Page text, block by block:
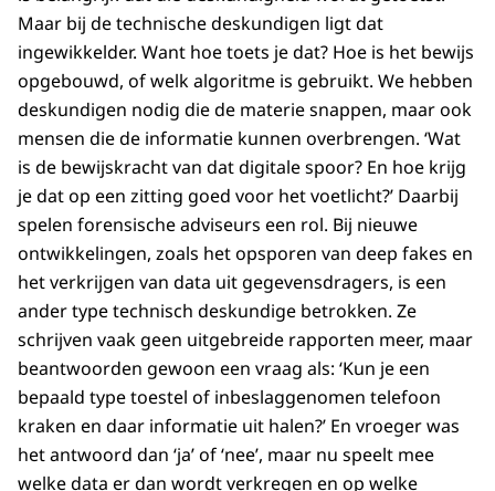
Maar bij de technische deskundigen ligt dat
ingewikkelder. Want hoe toets je dat? Hoe is het bewijs
opgebouwd, of welk algoritme is gebruikt. We hebben
deskundigen nodig die de materie snappen, maar ook
mensen die de informatie kunnen overbrengen. ‘Wat
is de bewijskracht van dat digitale spoor? En hoe krijg
je dat op een zitting goed voor het voetlicht?’ Daarbij
spelen forensische adviseurs een rol. Bij nieuwe
ontwikkelingen, zoals het opsporen van deep fakes en
het verkrijgen van data uit gegevensdragers, is een
ander type technisch deskundige betrokken. Ze
schrijven vaak geen uitgebreide rapporten meer, maar
beantwoorden gewoon een vraag als: ‘Kun je een
bepaald type toestel of inbeslaggenomen telefoon
kraken en daar informatie uit halen?’ En vroeger was
het antwoord dan ‘ja’ of ‘nee’, maar nu speelt mee
welke data er dan wordt verkregen en op welke